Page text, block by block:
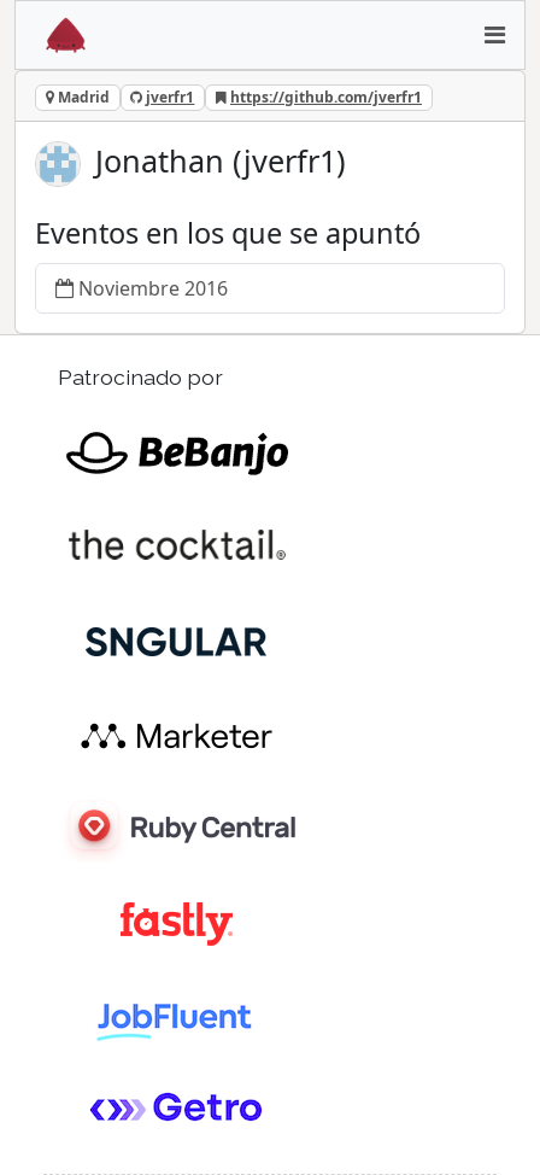
Madrid jverfr1 https://github.com/jverfr1
Jonathan (jverfr1)
Eventos en los que se apuntó
Noviembre 2016
Patrocinado por